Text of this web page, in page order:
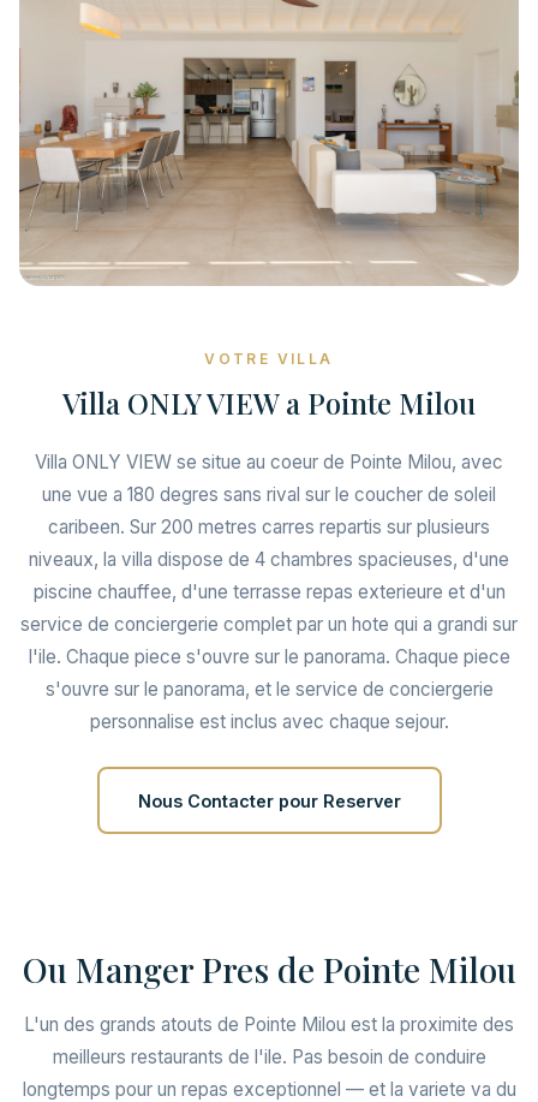
VOTRE VILLA
Villa ONLY VIEW a Pointe Milou
Villa ONLY VIEW se situe au coeur de Pointe Milou, avec
une vue a 180 degres sans rival sur le coucher de soleil
caribeen. Sur 200 metres carres repartis sur plusieurs
niveaux, la villa dispose de 4 chambres spacieuses, d'une
piscine chauffee, d'une terrasse repas exterieure et d'un
service de conciergerie complet par un hote qui a grandi sur
l'ile. Chaque piece s'ouvre sur le panorama. Chaque piece
s'ouvre sur le panorama, et le service de conciergerie
personnalise est inclus avec chaque sejour.
Nous Contacter pour Reserver
Ou Manger Pres de Pointe Milou
L'un des grands atouts de Pointe Milou est la proximite des
meilleurs restaurants de l'ile. Pas besoin de conduire
longtemps pour un repas exceptionnel — et la variete va du